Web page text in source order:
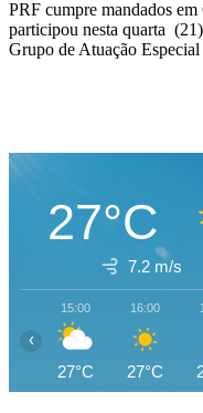
PRF cumpre mandados
participou nesta quarta
Grupo de Atuação Especial
27°C
7.2 m/s
15:00
27°C
16:00
27°C
‹